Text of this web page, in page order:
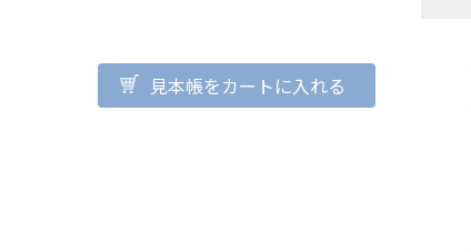
見本帳をカートに入れる